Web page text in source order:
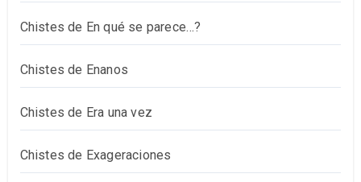
Chistes de En qué se parece…?
Chistes de Enanos
Chistes de Era una vez
Chistes de Exageraciones